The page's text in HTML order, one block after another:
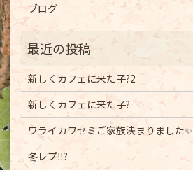
ブログ
新しくカフェに来た子?2
新しくカフェに来た子?
ワライカワセミご家族決まりました✨
冬レプ‼️?